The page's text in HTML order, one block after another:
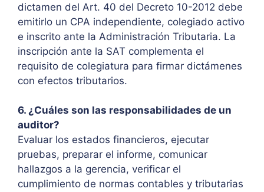
dictamen del Art. 40 del Decreto 10-2012 debe
emitirlo un CPA independiente, colegiado activo
e inscrito ante la Administración Tributaria. La
inscripción ante la SAT complementa el
requisito de colegiatura para firmar dictámenes
con efectos tributarios.
6. ¿Cuáles son las responsabilidades de un
auditor?
Evaluar los estados financieros, ejecutar
pruebas, preparar el informe, comunicar
hallazgos a la gerencia, verificar el
cumplimiento de normas contables y tributarias